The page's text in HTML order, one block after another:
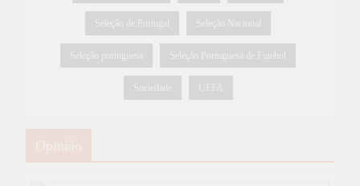
Seleção de Portugal Seleção Nacional
Seleção portuguesa Seleção Portuguesa de Futebol
Sociedade UEFA
Opinião